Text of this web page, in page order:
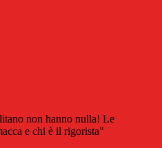
non hanno nulla! Le
e chi è il rigorista"